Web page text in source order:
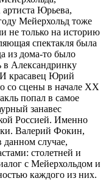
Юрьева,
Мейерхольд тоже
не только на историю
спектакля была
из дома-то было
в Александринку
красавец Юрий
со сцены в начале XX
попал в самое
занавес
Россией. Именно
Валерий Фокин,
данном случае,
столетней и
с Мейерхольдом и
каждого из них.